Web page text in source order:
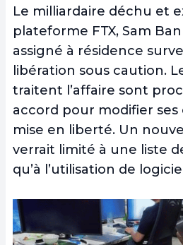
Le milliardaire déchu et
plateforme FTX, Sam
assigné à résidence
libération sous caution.
traitent l’affaire sont
accord pour modifier ses
mise en liberté. Un
verrait limité à une liste
qu’à l’utilisation de